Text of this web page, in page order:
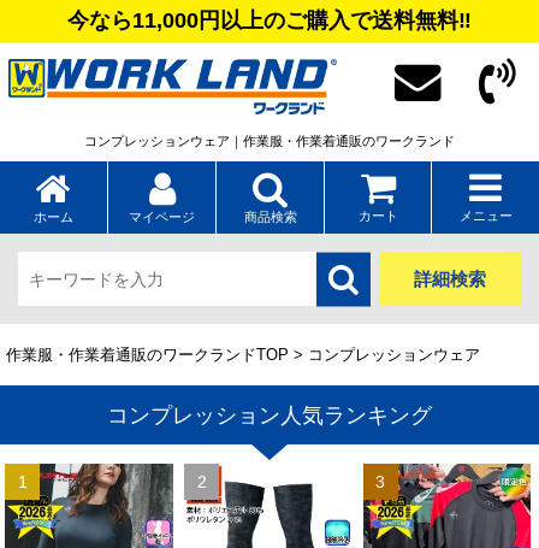
今なら11,000円以上のご購入で送料無料‼
コンプレッションウェア｜作業服・作業着通販のワークランド
ホーム マイページ 商品検索 カート メニュー
詳細検索
作業服・作業着通販のワークランドTOP > コンプレッションウェア
コンプレッション人気ランキング